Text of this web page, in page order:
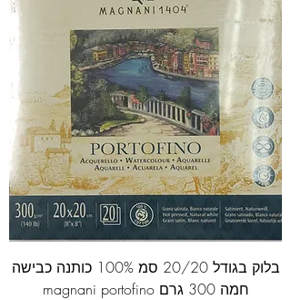
בלוק בגודל 20/20 סמ 100% כותנה כבישה
חמה 300 גרם magnani portofino